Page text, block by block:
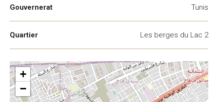
Gouvernerat Tunis
Quartier Les berges du Lac 2
+
−